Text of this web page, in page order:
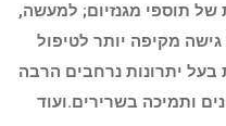
של תוספי מגנזיום; למעשה,
מקיפה יותר לטיפול
בעל יתרונות נרחבים הרבה
ותמיכה בשרירים.ועוד